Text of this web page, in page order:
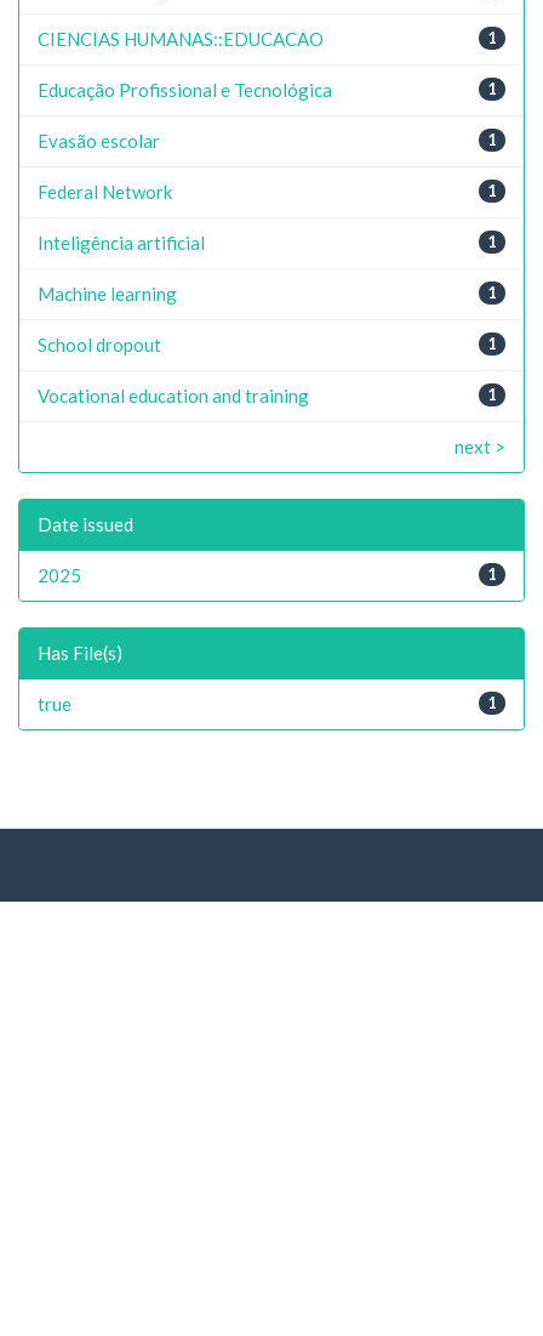
1
CIENCIAS HUMANAS::EDUCACAO
1
Educação Profissional e Tecnológica
1
Evasão escolar
1
Federal Network
1
Inteligência artificial
1
Machine learning
1
School dropout
1
Vocational education and training
next >
Date issued
1
2025
Has File(s)
1
true